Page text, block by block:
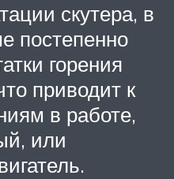
скутера, в
постепенно
горения
приводит к
в работе,
или